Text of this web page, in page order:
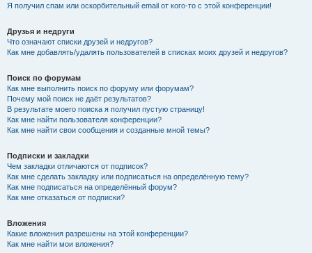
Я получил спам или оскорбительный email от кого-то с этой конференции!
Друзья и недруги
Что означают списки друзей и недругов?
Как мне добавлять/удалять пользователей в списках моих друзей и недругов?
Поиск по форумам
Как мне выполнить поиск по форуму или форумам?
Почему мой поиск не даёт результатов?
В результате моего поиска я получил пустую страницу!
Как мне найти пользователя конференции?
Как мне найти свои сообщения и созданные мной темы?
Подписки и закладки
Чем закладки отличаются от подписок?
Как мне сделать закладку или подписаться на определённую тему?
Как мне подписаться на определённый форум?
Как мне отказаться от подписки?
Вложения
Какие вложения разрешены на этой конференции?
Как мне найти мои вложения?